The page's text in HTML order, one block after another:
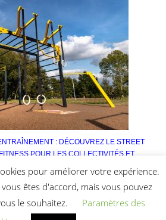
: DÉCOUVREZ LE STREET
POUR LES COLLECTIVITÉS ET
pour améliorer votre expérience.
êtes d'accord, mais vous pouvez
le souhaitez.
Paramètres des